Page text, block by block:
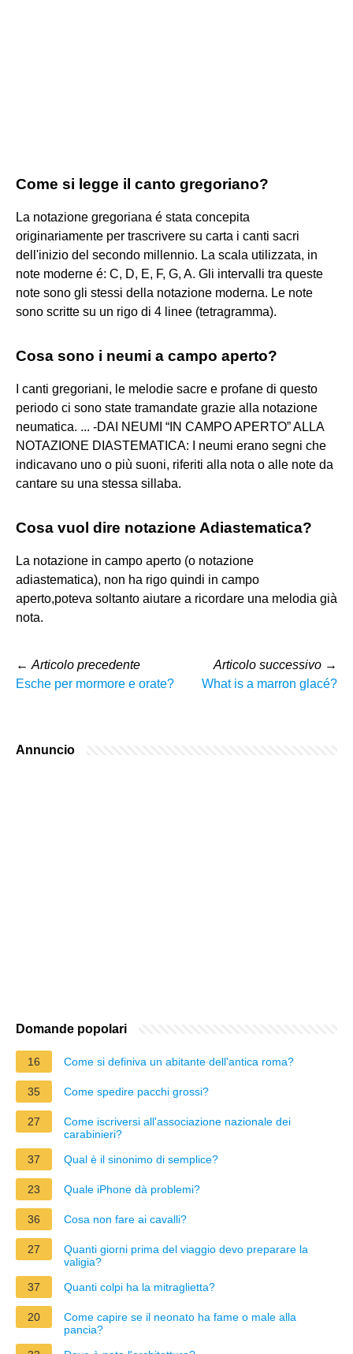
Come si legge il canto gregoriano?
La notazione gregoriana é stata concepita
originariamente per trascrivere su carta i canti sacri
dell'inizio del secondo millennio. La scala utilizzata, in
note moderne é: C, D, E, F, G, A. Gli intervalli tra queste
note sono gli stessi della notazione moderna. Le note
sono scritte su un rigo di 4 linee (tetragramma).
Cosa sono i neumi a campo aperto?
I canti gregoriani, le melodie sacre e profane di questo
periodo ci sono state tramandate grazie alla notazione
neumatica. ... -DAI NEUMI “IN CAMPO APERTO” ALLA
NOTAZIONE DIASTEMATICA: I neumi erano segni che
indicavano uno o più suoni, riferiti alla nota o alle note da
cantare su una stessa sillaba.
Cosa vuol dire notazione Adiastematica?
La notazione in campo aperto (o notazione
adiastematica), non ha rigo quindi in campo
aperto,poteva soltanto aiutare a ricordare una melodia già
nota.
← Articolo precedente
Esche per mormore e orate?
Articolo successivo →
What is a marron glacé?
Annuncio
Domande popolari
16 Come si definiva un abitante dell'antica roma?
35 Come spedire pacchi grossi?
27
Come iscriversi all'associazione nazionale dei
carabinieri?
37
Qual è il sinonimo di semplice?
23 Quale iPhone dà problemi?
36 Cosa non fare ai cavalli?
27
Quanti giorni prima del viaggio devo preparare la
valigia?
37
Quanti colpi ha la mitraglietta?
20
Come capire se il neonato ha fame o male alla
pancia?